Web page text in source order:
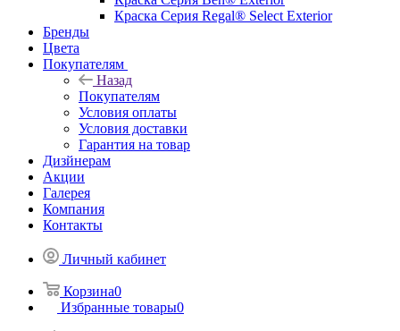
Краска Серия Regal® Select Exterior
Бренды
Цвета
Покупателям
Назад
Покупателям
Условия оплаты
Условия доставки
Гарантия на товар
Дизйнерам
Акции
Галерея
Компания
Контакты
Личный кабинет
Корзина0
Избранные товары0